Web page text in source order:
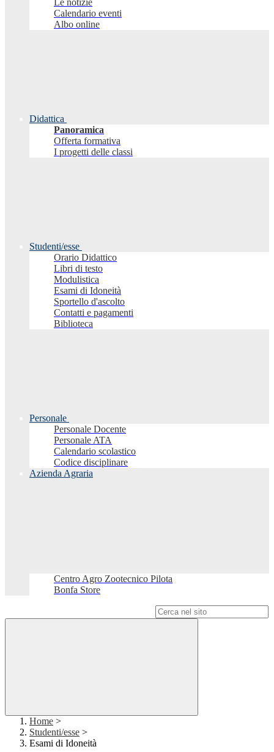
Le notizie
Calendario eventi
Albo online
Didattica
Panoramica
Offerta formativa
I progetti delle classi
Studenti/esse
Orario Didattico
Libri di testo
Modulistica
Esami di Idoneità
Sportello d'ascolto
Contatti e pagamenti
Biblioteca
Personale
Personale Docente
Personale ATA
Calendario scolastico
Codice disciplinare
Azienda Agraria
Centro Agro Zootecnico Pilota
Bonfa Store
Home >
Studenti/esse >
Esami di Idoneità